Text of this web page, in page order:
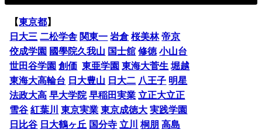
【東京都】
日大三 二松学舎 関東一 岩倉 桜美林 帝京
佼成学園 國學院久我山 国士舘 修徳 小山台
世田谷学園 創価 東亜学園 東海大菅生 堀越
東海大高輪台 日大豊山 日大二 八王子 明星
法政大高 早大学院 早稲田実業 立正大立正
雪谷 紅葉川 東京実業 東京成徳大 実践学園
日比谷 日大鶴ヶ丘 国分寺 立川 桐朋 高島